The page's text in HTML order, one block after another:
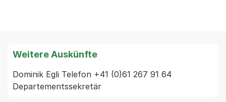
Weitere Auskünfte
Dominik Egli Telefon +41 (0)61 267 91 64
Departementssekretär